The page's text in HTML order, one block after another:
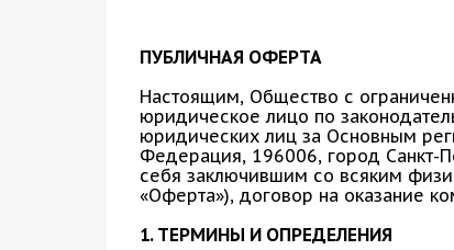
ПУБЛИЧНАЯ ОФЕРТА
Настоящим, Общество с
юридическое лицо по
юридических лиц за Основным
Федерация, 196006, город Санкт-
себя заключившим со всяким
«Оферта»), договор на оказание
1. ТЕРМИНЫ И ОПРЕДЕЛЕНИЯ